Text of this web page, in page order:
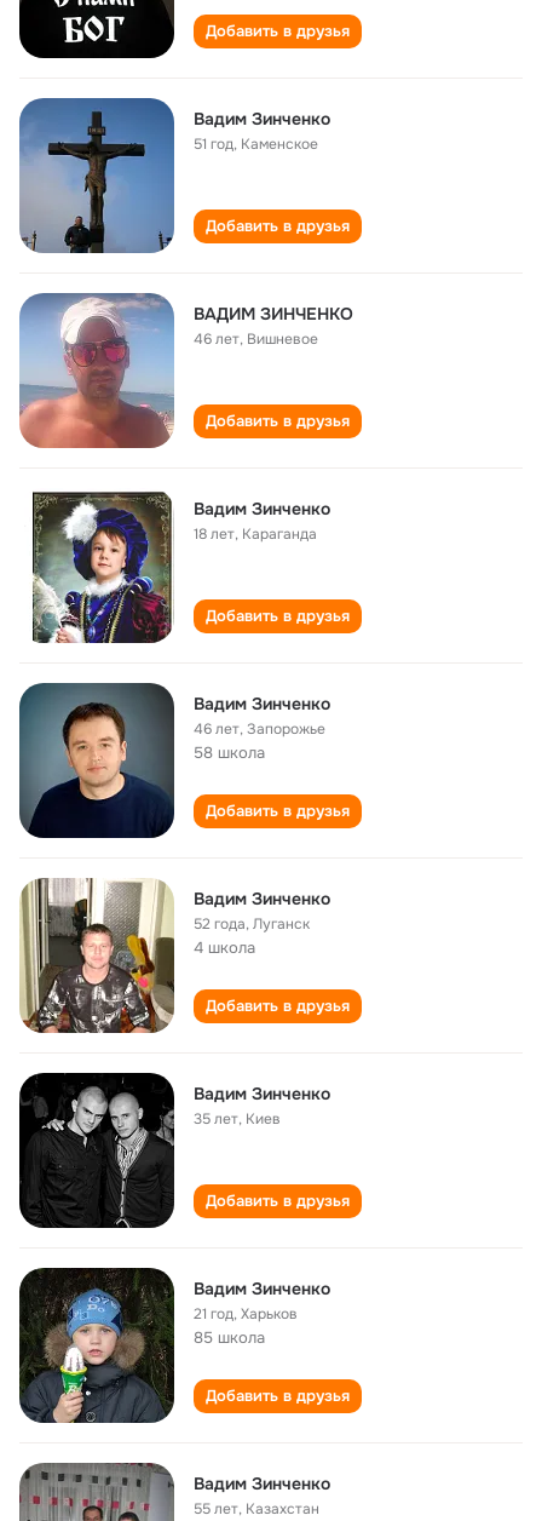
Добавить в друзья
Вадим Зинченко
51 год, Каменское
Добавить в друзья
ВАДИМ ЗИНЧЕНКО
46 лет, Вишневое
Добавить в друзья
Вадим Зинченко
18 лет, Караганда
Добавить в друзья
Вадим Зинченко
46 лет,Запорожье
58 школа
Добавить в друзья
Вадим Зинченко
52 года,Луганск
4 школа
Добавить в друзья
Вадим Зинченко
35 лет, Киев
Добавить в друзья
Вадим Зинченко
21 год,Харьков
85 школа
Добавить в друзья
Вадим Зинченко
55 лет, Казахстан